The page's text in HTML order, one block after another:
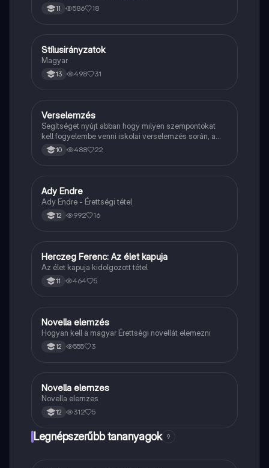
11 586 18
Magyar
Stílusirányzatok
Magyar
13 498 31
Magyar
Verselemzés
Segítséget nyújt abban hogy milyen szempontokat
kell fogyelembe venni iskolai verselemzés során, a
sikeres dolgozathoz.
10 488 22
Magyar
Ady Endre
Ady Endre - Érettségi tétel
12 992 16
Magyar
Herczeg Ferenc: Az élet kapuja
Az élet kapuja kidolgozott tétel
11 464 5
Magyar
Novella elemzés
Hogyan kell a magyar Érettségi novellát elemezni
12 555 3
Magyar
Novella elemzes
Novella elemzes
12 312 5
Legnépszerűbb tananyagok 9